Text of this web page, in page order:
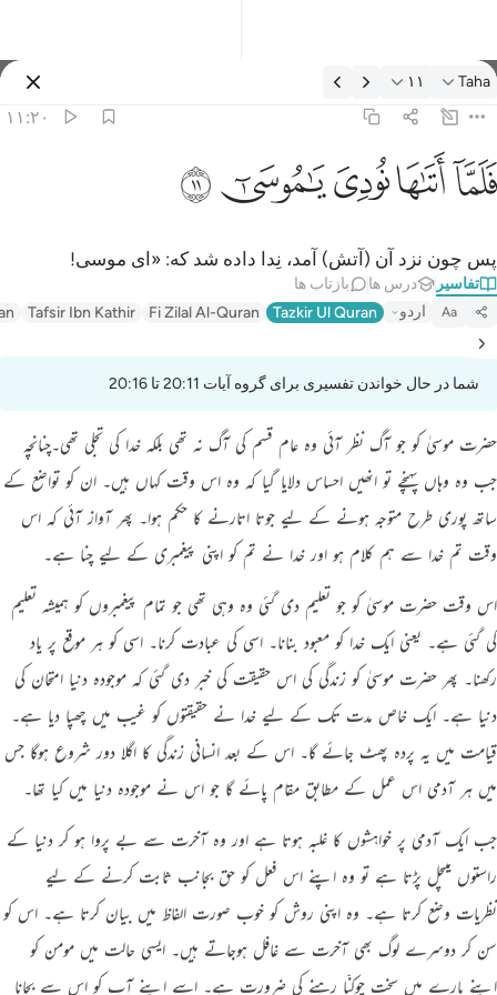
تفسیر: Taha ۱۱:۲۰
Taha ۱۱
۱۱:۲۰
فلما اتاها نودي يا موسى ١١
فَلَمَّآ أَتَىٰهَا نُودِىَ يَـٰمُوسَىٰٓ ١١
ﲵﲶﲷﲸﲹ
پس چون نزد آن (آتش) آمد، نِدا داده شد که: «ای موسی!
تفاسیر درس ها بازتاب ها
Aa اردو Tazkir Ul Quran
Fi Zilal Al-Quran
Tafsir Ibn Kathir
شما در حال خواندن تفسیری برای گروه آیات 20:11 تا 20:16
حضرت موسیٰ کو جو آگ نظر آئی وہ عام قسم کی آگ نہ تھی بلکہ خدا کی تجلی تھی۔چنانچہ
جب وہ وہاں پہنچے تو انھیں احساس دلایا گیا کہ وہ اس وقت کہاں ہیں۔ ان کو تواضع کے
ساتھ پوری طرح متوجہ ہونے کے لیے جوتا اتارنے کا حکم ہوا۔ پھر آواز آئی کہ اس
وقت تم خدا سے ہم کلام ہو اور خدا نے تم کو اپنی پیغمبری کے لیے چنا ہے۔
اس وقت حضرت موسیٰ کو جو تعلیم دی گئی وہ وہی تھی جو تمام پیغمبروں کو ہمیشہ تعلیم
کی گئی ہے۔ یعنی ایک خدا کو معبود بنانا۔ اسی کی عبادت کرنا۔ اسی کو ہر موقع پر یاد
رکھنا۔ پھر حضرت موسیٰ کو زندگی کی اس حقیقت کی خبر دی گئی کہ موجودہ دنیا امتحان کی
دنیا ہے۔ ایک خاص مدت تک کے لیے خدا نے حقیقتوں کو غیب میں چھپا دیا ہے۔
قیامت میں یہ پردہ پھٹ جائے گا۔ اس کے بعد انسانی زندگی کا اگلا دور شروع ہوگا جس
میں ہر آدمی اس عمل کے مطابق مقام پائے گا جو اس نے موجودہ دنیا میں کیا تھا۔
جب ایک آدمی پر خواہشوں کا غلبہ ہوتا ہے اور وہ آخرت سے بے پروا ہو کر دنیا کے
راستوں میںچل پڑتا ہے تو وہ اپنے اس فعل کو حق بجانب ثابت کرنے کے لیے
نظریات وضع کرتا ہے۔ وہ اپنی روش کو خوب صورت الفاظ میں بیان کرتا ہے۔ اس کو
سن کر دوسرے لوگ بھی آخرت سے غافل ہوجاتے ہیں۔ ایسی حالت میں مومن کو
اپنے بارے میں سخت چوکنّا رہنے کی ضرورت ہے۔ اسے اپنے آپ کو اس سے بچانا